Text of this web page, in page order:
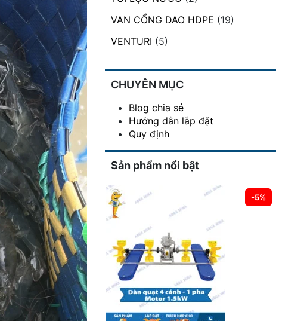
VAN CỔNG DAO HDPE (19)
VENTURI (5)
CHUYÊN MỤC
Blog chia sẻ
Hướng dẫn lắp đặt
Quy định
Sản phẩm nổi bật
-5%